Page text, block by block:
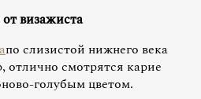
визажиста
по слизистой нижнего века
отлично смотрятся карие
голубым цветом.